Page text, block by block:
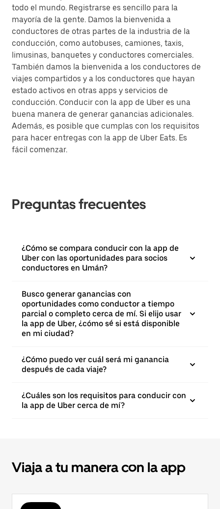
todo el mundo. Registrarse es sencillo para la
mayoría de la gente. Damos la bienvenida a
conductores de otras partes de la industria de la
conducción, como autobuses, camiones, taxis,
limusinas, banquetes y conductores comerciales.
También damos la bienvenida a los conductores de
viajes compartidos y a los conductores que hayan
estado activos en otras apps y servicios de
conducción. Conducir con la app de Uber es una
buena manera de generar ganancias adicionales.
Además, es posible que cumplas con los requisitos
para hacer entregas con la app de Uber Eats. Es
fácil comenzar.
Preguntas frecuentes
¿Cómo se compara conducir con la app de
Uber con las oportunidades para socios
conductores en Umán?
Busco generar ganancias con
oportunidades como conductor a tiempo
parcial o completo cerca de mí. Si elijo usar
la app de Uber, ¿cómo sé si está disponible
en mi ciudad?
¿Cómo puedo ver cuál será mi ganancia
después de cada viaje?
¿Cuáles son los requisitos para conducir con
la app de Uber cerca de mí?
Viaja a tu manera con la app